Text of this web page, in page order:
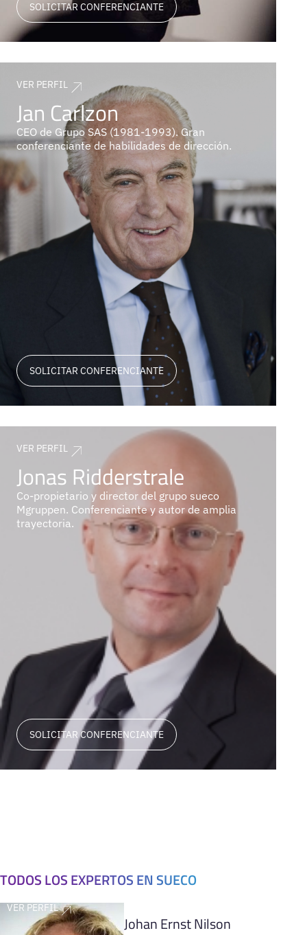
SOLICITAR CONFERENCIANTE
VER PERFIL
Jan Carlzon
CEO de Grupo SAS (1981-1993). Gran
conferenciante de habilidades de dirección.
SOLICITAR CONFERENCIANTE
VER PERFIL
Jonas Ridderstrale
Co-propietario y director del grupo sueco
Mgruppen. Conferenciante y autor de amplia
trayectoria.
SOLICITAR CONFERENCIANTE
TODOS LOS EXPERTOS EN SUECO
VER PERFIL
Johan Ernst Nilson